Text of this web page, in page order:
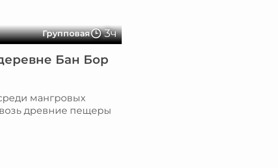
Групповая 3ч
Бан Бор
мангровых
древние пещеры